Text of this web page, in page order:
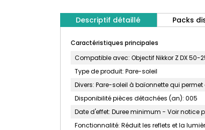
Descriptif détaillé Packs
Caractéristiques principales
Compatible avec: Objectif Nikkor Z DX 50-
Type de produit: Pare-soleil
Divers: Pare-soleil à baïonnette qui
Disponibilité pièces détachées (an): 005
Date d'effet: Duree minimum - Voir notice
Fonctionnalité: Réduit les reflets et la